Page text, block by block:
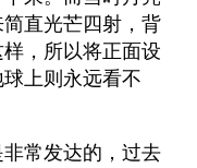
直光芒四射，背
，所以将正面设
上则永远看不
常发达的，过去